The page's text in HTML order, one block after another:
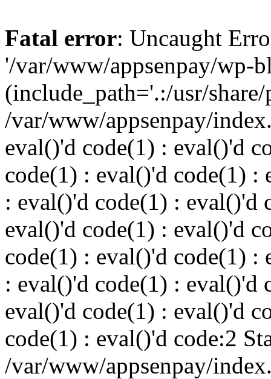
Fatal error: Uncaught
'/var/www/appsenpay/wp-
(include_path='.:/usr/
/var/www/appsenpay/
eval()'d code(1) : eval()'d
code(1) : eval()'d code(1) :
: eval()'d code(1) : eval()'d
eval()'d code(1) : eval()'d
code(1) : eval()'d code(1) :
: eval()'d code(1) : eval()'d
eval()'d code(1) : eval()'d
code(1) : eval()'d code:2
/var/www/appsenpay/